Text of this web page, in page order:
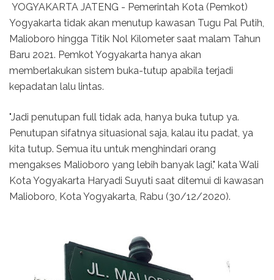
YOGYAKARTA JATENG - Pemerintah Kota (Pemkot)
Yogyakarta tidak akan menutup kawasan Tugu Pal Putih,
Malioboro hingga Titik Nol Kilometer saat malam Tahun
Baru 2021. Pemkot Yogyakarta hanya akan
memberlakukan sistem buka-tutup apabila terjadi
kepadatan lalu lintas.
"Jadi penutupan full tidak ada, hanya buka tutup ya.
Penutupan sifatnya situasional saja, kalau itu padat, ya
kita tutup. Semua itu untuk menghindari orang
mengakses Malioboro yang lebih banyak lagi," kata Wali
Kota Yogyakarta Haryadi Suyuti saat ditemui di kawasan
Malioboro, Kota Yogyakarta, Rabu (30/12/2020).